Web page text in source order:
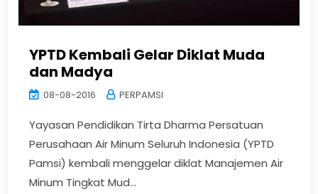
YPTD Kembali Gelar Diklat Muda
dan Madya
08-08-2016 PERPAMSI
Yayasan Pendidikan Tirta Dharma Persatuan
Perusahaan Air Minum Seluruh Indonesia (YPTD
Pamsi) kembali menggelar diklat Manajemen Air
Minum Tingkat Mud...